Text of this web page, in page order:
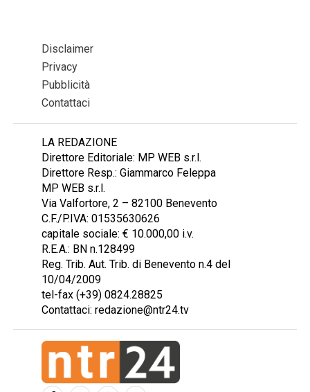
Disclaimer
Privacy
Pubblicità
Contattaci
LA REDAZIONE
Direttore Editoriale: MP WEB s.r.l.
Direttore Resp.: Giammarco Feleppa
MP WEB s.r.l.
Via Valfortore, 2 – 82100 Benevento
C.F./P.IVA: 01535630626
capitale sociale: € 10.000,00 i.v.
R.E.A.: BN n.128499
Reg. Trib. Aut. Trib. di Benevento n.4 del
10/04/2009
tel-fax (+39) 0824.28825
Contattaci: redazione@ntr24.tv